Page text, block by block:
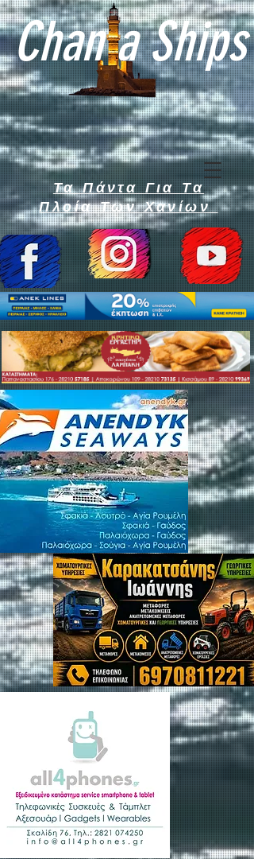
Chan a Ships
Τα Πάντα Για Τα
Πλοία Των Χανίων